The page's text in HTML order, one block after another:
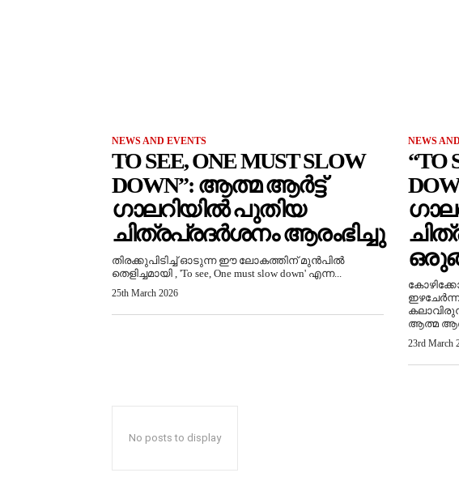
NEWS AND EVENTS
TO SEE, ONE MUST SLOW
DOWN”: ആത്മ ആർട്ട്
ഗാലറിയിൽ പുതിയ
ചിത്രപ്രദർശനം ആരംഭിച്ചു
തിരക്കുപിടിച്ച് ഓടുന്ന ഈ ലോകത്തിന് മുൻപിൽ
തെളിച്ചമായി , 'To see, One must slow down' എന്ന...
25th March 2026
NEWS
“TO
ആത്മ
23rd March
No posts to display